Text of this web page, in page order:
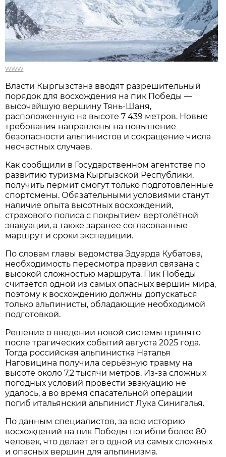
www
Власти Кыргызстана вводят разрешительный
порядок для восхождения на пик Победы —
высочайшую вершину Тянь-Шаня,
расположенную на высоте 7 439 метров. Новые
требования направлены на повышение
безопасности альпинистов и сокращение числа
несчастных случаев.
Как сообщили в Государственном агентстве по
развитию туризма Кыргызской Республики,
получить пермит смогут только подготовленные
спортсмены. Обязательными условиями станут
наличие опыта высотных восхождений,
страхового полиса с покрытием вертолётной
эвакуации, а также заранее согласованные
маршрут и сроки экспедиции.
По словам главы ведомства Эдуарда Кубатова,
необходимость пересмотра правил связана с
высокой сложностью маршрута. Пик Победы
считается одной из самых опасных вершин мира,
поэтому к восхождению должны допускаться
только альпинисты, обладающие необходимой
подготовкой.
Решение о введении новой системы принято
после трагических событий августа 2025 года.
Тогда российская альпинистка Наталья
Наговицина получила серьёзную травму на
высоте около 7,2 тысячи метров. Из-за сложных
погодных условий провести эвакуацию не
удалось, а во время спасательной операции
погиб итальянский альпинист Лука Синигалья.
По данным специалистов, за всю историю
восхождений на пик Победы погибли более 80
человек, что делает его одной из самых сложных
и опасных вершин для альпинизма.